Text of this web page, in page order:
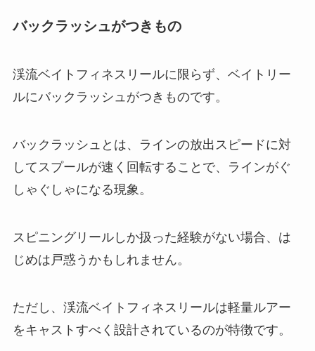
バックラッシュがつきもの
渓流ベイトフィネスリールに限らず、ベイトリー
ルにバックラッシュがつきものです。
バックラッシュとは、ラインの放出スピードに対
してスプールが速く回転することで、ラインがぐ
しゃぐしゃになる現象。
スピニングリールしか扱った経験がない場合、は
じめは戸惑うかもしれません。
ただし、渓流ベイトフィネスリールは軽量ルアー
をキャストすべく設計されているのが特徴です。